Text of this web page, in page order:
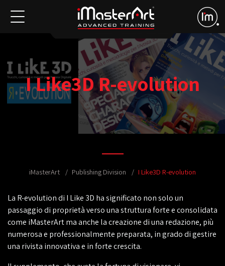
I Like3D R-evolution
iMasterArt Publishing Division I Like3D R-evolution
La R-evolution di I Like 3D ha significato non solo un
passaggio di proprietà verso una struttura forte e consolidata
come iMasterArt ma anche la creazione di una redazione, più
numerosa e professionalmente preparata, in grado di gestire
una rivista innovativa e in forte crescita.